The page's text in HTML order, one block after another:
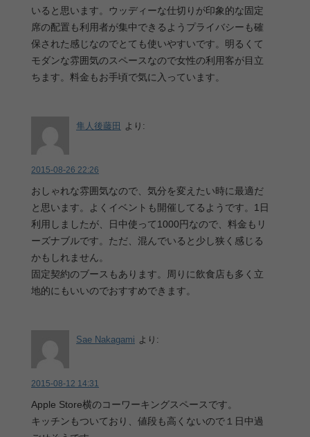
いると思います。ウッディーな仕切りが印象的な固定
席の配置も利用者が集中できるようプライバシーも確
保された感じなのでとても使いやすいです。明るくて
モダンな雰囲気のスペースなので女性の利用客が目立
ちます。料金もお手頃で気に入っています。
隼人後藤田 より:
2015-08-26 22:26
おしゃれな雰囲気なので、気分を変えたい時に最適だ
と思います。よくイベントも開催してるようです。1日
利用しましたが、日中使って1000円なので、料金もリ
ーズナブルです。ただ、混んでいると少し狭く感じる
かもしれません。
固定契約のブースもあります。周りに飲食店も多く立
地的にもいいのでおすすめできます。
Sae Nakagami より:
2015-08-12 14:31
Apple Store横のコーワーキングスペースです。
キッチンもついており、値段も高くないので１日中過